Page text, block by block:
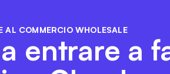
AL COMMERCIO WHOLESALE
entrare a